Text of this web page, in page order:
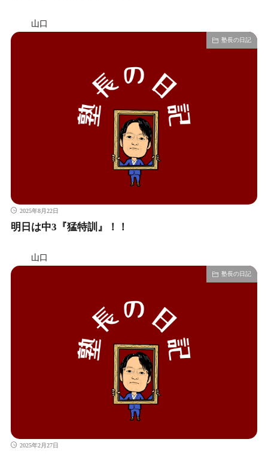
山口
塾長の日記
2025年8月22日
明日は中3『猛特訓』！！
山口
塾長の日記
2025年2月27日